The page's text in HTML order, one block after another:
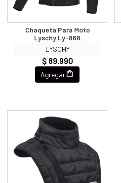
Chaqueta Para Moto
Lyschy Ly-868
Protecciones Verano
LYSCHY
$ 89.990
Agregar